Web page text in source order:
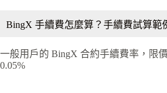
BingX 手續費怎麼算？手續費試算範
一般用戶的 BingX 合約手續費率，限
0.05%